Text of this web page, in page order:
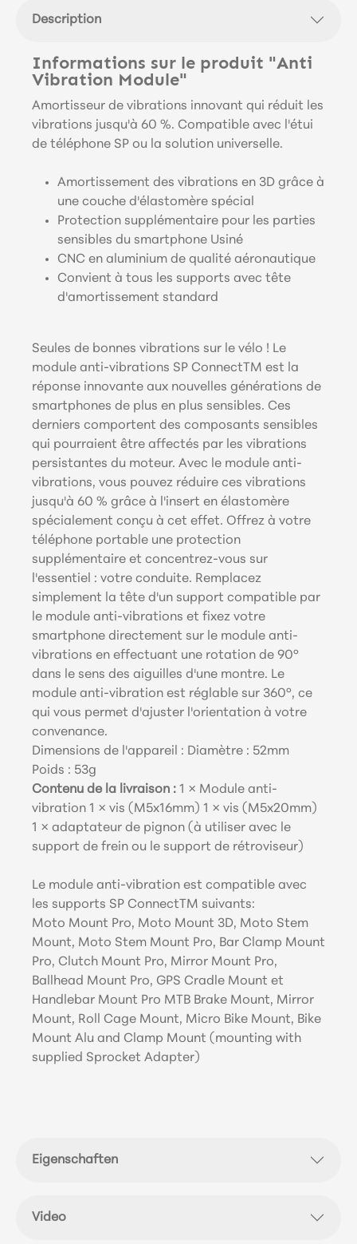
Description
Informations sur le produit "Anti
Vibration Module"
Amortisseur de vibrations innovant qui réduit les
vibrations jusqu'à 60 %. Compatible avec l'étui
de téléphone SP ou la solution universelle.
Amortissement des vibrations en 3D grâce à
une couche d'élastomère spécial
Protection supplémentaire pour les parties
sensibles du smartphone Usiné
CNC en aluminium de qualité aéronautique
Convient à tous les supports avec tête
d'amortissement standard
Seules de bonnes vibrations sur le vélo ! Le
module anti-vibrations SP ConnectTM est la
réponse innovante aux nouvelles générations de
smartphones de plus en plus sensibles. Ces
derniers comportent des composants sensibles
qui pourraient être affectés par les vibrations
persistantes du moteur. Avec le module anti-
vibrations, vous pouvez réduire ces vibrations
jusqu'à 60 % grâce à l'insert en élastomère
spécialement conçu à cet effet. Offrez à votre
téléphone portable une protection
supplémentaire et concentrez-vous sur
l'essentiel : votre conduite. Remplacez
simplement la tête d'un support compatible par
le module anti-vibrations et fixez votre
smartphone directement sur le module anti-
vibrations en effectuant une rotation de 90°
dans le sens des aiguilles d'une montre. Le
module anti-vibration est réglable sur 360°, ce
qui vous permet d'ajuster l'orientation à votre
convenance.
Dimensions de l'appareil : Diamètre : 52mm
Poids : 53g
Contenu de la livraison : 1 × Module anti-
vibration 1 × vis (M5x16mm) 1 × vis (M5x20mm)
1 × adaptateur de pignon (à utiliser avec le
support de frein ou le support de rétroviseur)
Le module anti-vibration est compatible avec
les supports SP ConnectTM suivants:
Moto Mount Pro, Moto Mount 3D, Moto Stem
Mount, Moto Stem Mount Pro, Bar Clamp Mount
Pro, Clutch Mount Pro, Mirror Mount Pro,
Ballhead Mount Pro, GPS Cradle Mount et
Handlebar Mount Pro MTB Brake Mount, Mirror
Mount, Roll Cage Mount, Micro Bike Mount, Bike
Mount Alu and Clamp Mount (mounting with
supplied Sprocket Adapter)
Eigenschaften
Video